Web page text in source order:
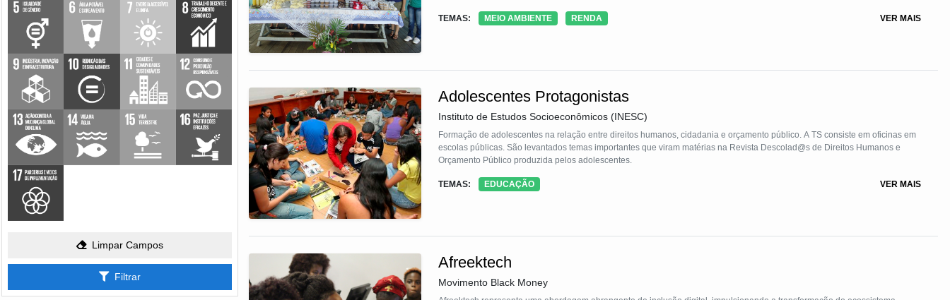
Limpar Campos
Filtrar
TEMAS:
MEIO AMBIENTE RENDA VER MAIS
Adolescentes Protagonistas
Instituto de Estudos Socioeconômicos (INESC)
Formação de adolescentes na relação entre direitos humanos, cidadania e orçamento público. A TS consiste em oficinas em
escolas públicas. São levantados temas importantes que viram matérias na Revista Descolad@s de Direitos Humanos e
Orçamento Público produzida pelos adolescentes.
TEMAS: EDUCAÇÃO VER MAIS
Afreektech
Movimento Black Money